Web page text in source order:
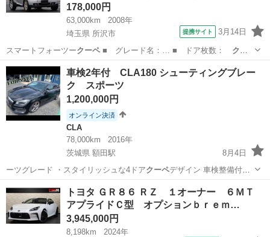
178,000円
63,000km
2008年
埼玉県 所沢市
提携サイト 3月14日
スマートフォーツークーペ ■ グレード名：… ■ ドア枚数： クー
ペ■ ミッション：…
埼玉 所沢市 その他
車検2年付 CLA180 シューティングブレー
ク スポーツ
1,200,000円
オンライン決済
CLA
78,000km
2016年
茨城県 額田駅
8月4日
ーツグレード ・スタイリッシュな4ドアクーペデザイン 車検整備付、
タイヤ4本新品…
茨城 常陸太田市
トヨタ ＧＲ８６ ＲＺ １オーナー ６ＭＴ
アプライドＣ型 オプションｂｒｅｍ…
3,945,000円
8,198km
2024年